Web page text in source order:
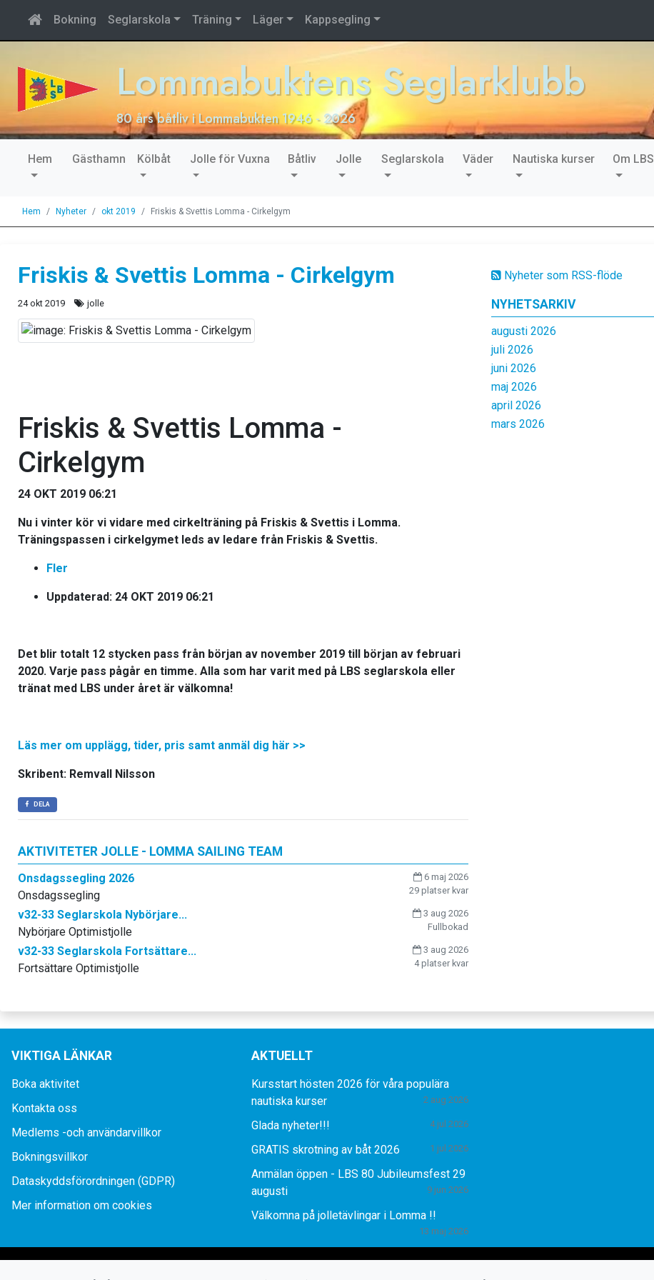
Bokning Seglarskola Träning Läger Kappsegling
Lommabuktens Seglarklubb
80 års båtliv i Lommabukten 1946 - 2026
Hem Gästhamn Kölbåt Jolle för Vuxna Båtliv Jolle Seglarskola Väder Nautiska kurser Om LBS
Hem Nyheter okt 2019 Friskis & Svettis Lomma - Cirkelgym
Nyheter som RSS-flöde
NYHETSARKIV
augusti 2026
juli 2026
juni 2026
maj 2026
april 2026
mars 2026
Friskis & Svettis Lomma - Cirkelgym
24 okt 2019 jolle
Friskis & Svettis Lomma -
Cirkelgym
24 OKT 2019 06:21
Nu i vinter kör vi vidare med cirkelträning på Friskis & Svettis i Lomma.
Träningspassen i cirkelgymet leds av ledare från Friskis & Svettis.
Fler
Uppdaterad: 24 OKT 2019 06:21
Det blir totalt 12 stycken pass från början av november 2019 till början av februari
2020. Varje pass pågår en timme. Alla som har varit med på LBS seglarskola eller
tränat med LBS under året är välkomna!
Läs mer om upplägg, tider, pris samt anmäl dig här >>
Skribent: Remvall Nilsson
DELA
AKTIVITETER JOLLE - LOMMA SAILING TEAM
Onsdagssegling 2026
6 maj 2026
29 platser kvar
Onsdagssegling
v32-33 Seglarskola Nybörjare...
3 aug 2026
Fullbokad
Nybörjare Optimistjolle
v32-33 Seglarskola Fortsättare...
3 aug 2026
4 platser kvar
Fortsättare Optimistjolle
VIKTIGA LÄNKAR
Boka aktivitet
Kontakta oss
Medlems -och användarvillkor
Bokningsvillkor
Dataskyddsförordningen (GDPR)
Mer information om cookies
AKTUELLT
Kursstart hösten 2026 för våra populära
nautiska kurser
2 aug 2026
Glada nyheter!!! 4 jul 2026
GRATIS skrotning av båt 2026 1 jul 2026
Anmälan öppen - LBS 80 Jubileumsfest 29
augusti
9 jun 2026
Välkomna på jolletävlingar i Lomma !!
13 maj 2026